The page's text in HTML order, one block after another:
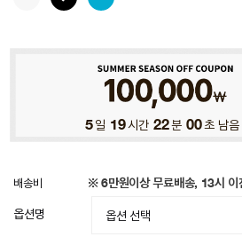
5일 19시간 21분 58초 남음
배송비 ※ 6만원이상 무료배송, 13시 이
옵션명